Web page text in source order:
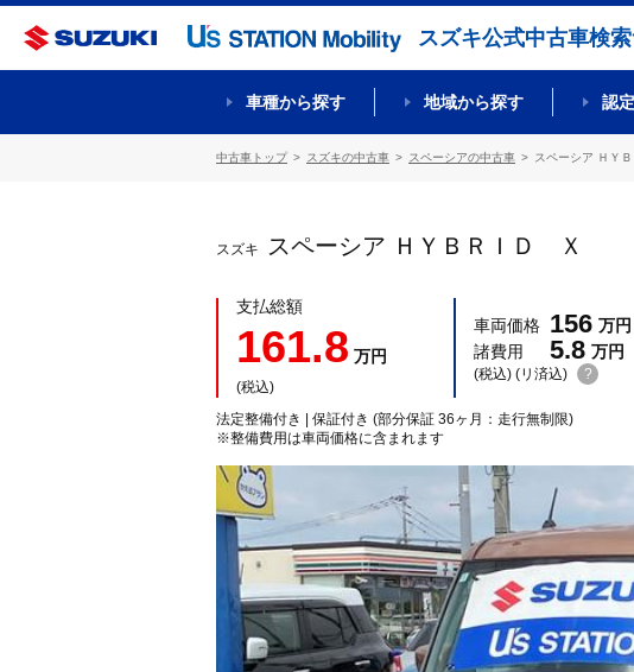
スズキ公式中古車検
車種から探す 地域から探す 認
中古車トップ スズキの中古車 スペーシアの中古車 スペーシア ＨＹ
スズキ スペーシア ＨＹＢＲＩＤ Ｘ
支払総額
161.8 万円
(税込)
車両価格 156 万円
諸費用
5.8 万円
(税込) (リ済込) ?
法定整備付き | 保証付き (部分保証 36ヶ月：走行無制限)
※整備費用は車両価格に含まれます